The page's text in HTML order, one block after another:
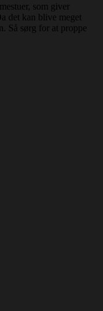
som giver
det kan blive meget
Så sørg for at proppe